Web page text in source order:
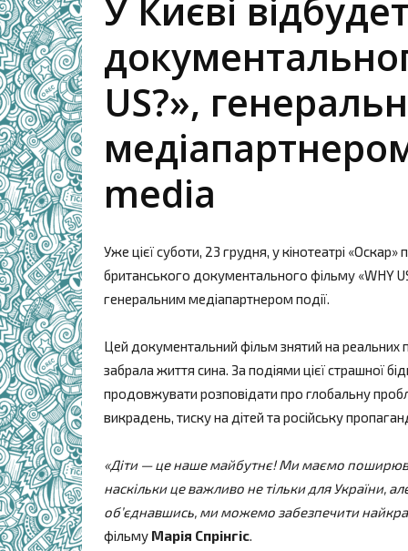
У Києві
US?»,
media
Уже цієї суботи, 23 грудня, у кінотеатрі
британського документального фільму «WHY
генеральним медіапартнером події.
Цей документальний фільм знятий на реальних
забрала життя сина. За подіями цієї страшної
продовжувати розповідати про глобальну
викрадень, тиску на дітей та російську
«Діти — це наше майбутнє! Ми маємо
наскільки це важливо не тільки для України,
об’єднавшись, ми можемо забезпечити
фільму Марія Спрінгіс.